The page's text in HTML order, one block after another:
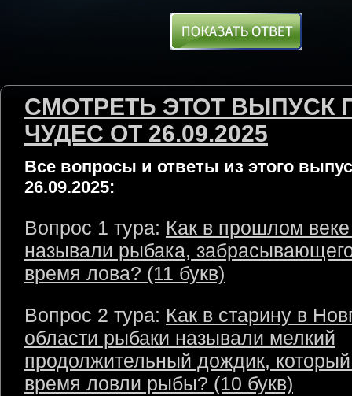
СМОТРЕТЬ ЭТОТ ВЫПУСК
ЧУДЕС ОТ 26.09.2025
Все вопросы и ответы из этого
26.09.2025:
Вопрос 1 тура: Как в прошлом
называли рыбака,
время лова? (11 букв)
Вопрос 2 тура: Как в старину в
области рыбаки называли мелкий
продолжительный дождик,
время ловли рыбы? (10 букв)